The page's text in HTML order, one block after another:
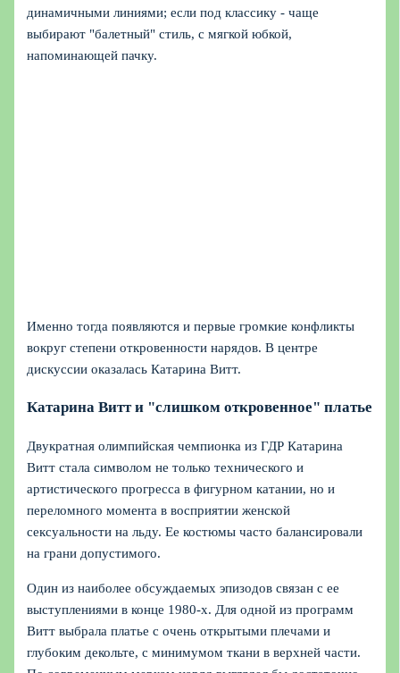
динамичными линиями; если под классику - чаще
выбирают "балетный" стиль, с мягкой юбкой,
напоминающей пачку.
Именно тогда появляются и первые громкие конфликты
вокруг степени откровенности нарядов. В центре
дискуссии оказалась Катарина Витт.
Катарина Витт и "слишком откровенное" платье
Двукратная олимпийская чемпионка из ГДР Катарина
Витт стала символом не только технического и
артистического прогресса в фигурном катании, но и
переломного момента в восприятии женской
сексуальности на льду. Ее костюмы часто балансировали
на грани допустимого.
Один из наиболее обсуждаемых эпизодов связан с ее
выступлениями в конце 1980-х. Для одной из программ
Витт выбрала платье с очень открытыми плечами и
глубоким декольте, с минимумом ткани в верхней части.